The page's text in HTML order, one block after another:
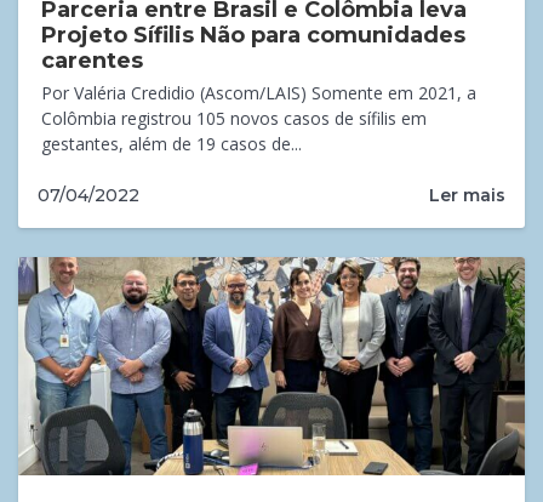
Parceria entre Brasil e Colômbia leva
Projeto Sífilis Não para comunidades
carentes
Por Valéria Credidio (Ascom/LAIS) Somente em 2021, a
Colômbia registrou 105 novos casos de sífilis em
gestantes, além de 19 casos de...
07/04/2022 Ler mais